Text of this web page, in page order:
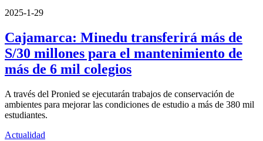
2025-1-29
Cajamarca: Minedu transferirá más de
S/30 millones para el mantenimiento de
más de 6 mil colegios
A través del Pronied se ejecutarán trabajos de conservación de
ambientes para mejorar las condiciones de estudio a más de 380 mil
estudiantes.
Actualidad